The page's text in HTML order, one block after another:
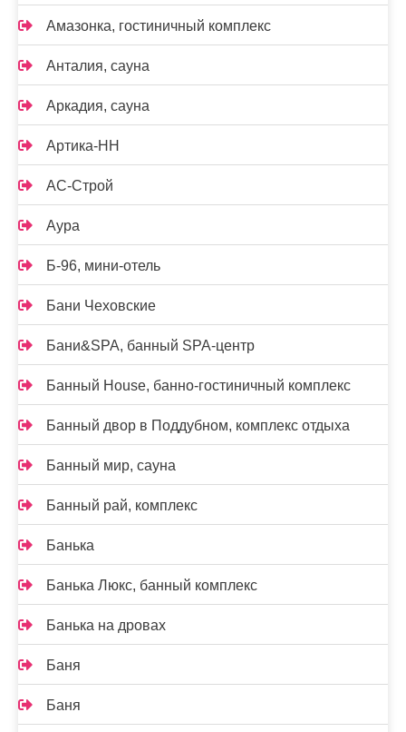
Амазонка, гостиничный комплекс
Анталия, сауна
Аркадия, сауна
Артика-НН
АС-Строй
Аура
Б-96, мини-отель
Бани Чеховские
Бани&SPA, банный SPA-центр
Банный House, банно-гостиничный комплекс
Банный двор в Поддубном, комплекс отдыха
Банный мир, сауна
Банный рай, комплекс
Банька
Банька Люкс, банный комплекс
Банька на дровах
Баня
Баня